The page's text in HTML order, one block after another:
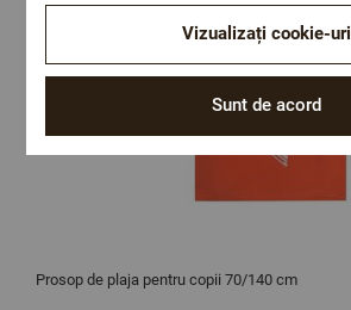
Prosop de plaja pentru copii 70/140 cm
Sunt de acord
Vizualizați cookie-uri